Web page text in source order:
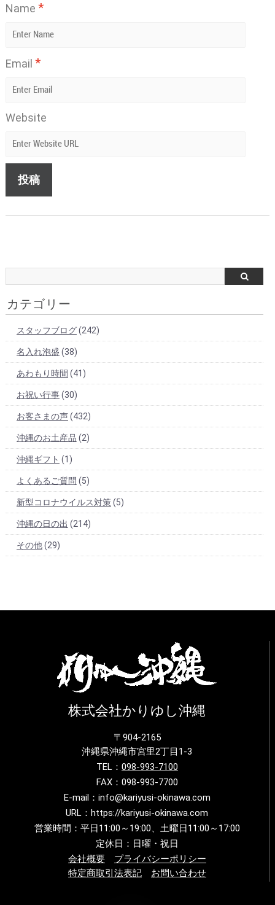
Name *
Email *
Website
カテゴリー
スタッフブログ(242)
名入れ泡盛 (38)
あわもり時間 (41)
お祝い行事(30)
お客さまの声(432)
沖縄のお土産品 (2)
沖縄ギフト (1)
よくあるご質問 (5)
新型コロナウイルス対策(5)
沖縄の日の出 (214)
その他(29)
株式会社かりゆし沖縄
〒904-2165
沖縄県沖縄市宮里2丁目1-3
TEL： 098-993-7100
FAX：098-993-7700
E-mail：info@kariyusi-okinawa.com
URL：https://kariyusi-okinawa.com
営業時間：平日11:00～19:00、土曜日11:00～17:00
定休日：日曜・祝日
会社概要
プライバシーポリシー
特定商取引法表記
お問い合わせ